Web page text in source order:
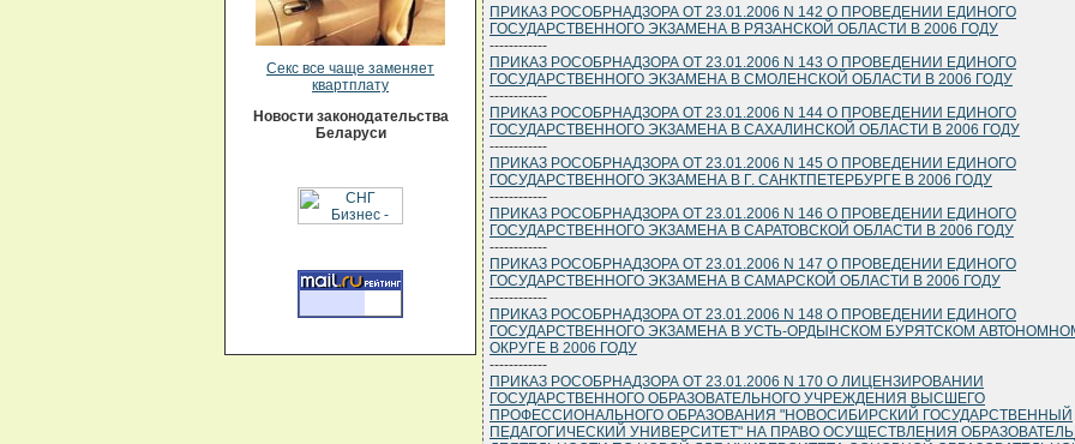
Секс все чаще заменяет
квартплату
Новости законодательства
Беларуси
ПРИКАЗ РОСОБРНАДЗОРА ОТ 23.01.2006 N 142 О ПРОВЕДЕНИИ ЕДИНОГО
ГОСУДАРСТВЕННОГО ЭКЗАМЕНА В РЯЗАНСКОЙ ОБЛАСТИ В 2006 ГОДУ
------------
ПРИКАЗ РОСОБРНАДЗОРА ОТ 23.01.2006 N 143 О ПРОВЕДЕНИИ ЕДИНОГО
ГОСУДАРСТВЕННОГО ЭКЗАМЕНА В СМОЛЕНСКОЙ ОБЛАСТИ В 2006 ГОДУ
------------
ПРИКАЗ РОСОБРНАДЗОРА ОТ 23.01.2006 N 144 О ПРОВЕДЕНИИ ЕДИНОГО
ГОСУДАРСТВЕННОГО ЭКЗАМЕНА В САХАЛИНСКОЙ ОБЛАСТИ В 2006 ГОДУ
------------
ПРИКАЗ РОСОБРНАДЗОРА ОТ 23.01.2006 N 145 О ПРОВЕДЕНИИ ЕДИНОГО
ГОСУДАРСТВЕННОГО ЭКЗАМЕНА В Г. САНКТПЕТЕРБУРГЕ В 2006 ГОДУ
------------
ПРИКАЗ РОСОБРНАДЗОРА ОТ 23.01.2006 N 146 О ПРОВЕДЕНИИ ЕДИНОГО
ГОСУДАРСТВЕННОГО ЭКЗАМЕНА В САРАТОВСКОЙ ОБЛАСТИ В 2006 ГОДУ
------------
ПРИКАЗ РОСОБРНАДЗОРА ОТ 23.01.2006 N 147 О ПРОВЕДЕНИИ ЕДИНОГО
ГОСУДАРСТВЕННОГО ЭКЗАМЕНА В САМАРСКОЙ ОБЛАСТИ В 2006 ГОДУ
------------
ПРИКАЗ РОСОБРНАДЗОРА ОТ 23.01.2006 N 148 О ПРОВЕДЕНИИ ЕДИНОГО
ГОСУДАРСТВЕННОГО ЭКЗАМЕНА В УСТЬ-ОРДЫНСКОМ БУРЯТСКОМ
ОКРУГЕ В 2006 ГОДУ
------------
ПРИКАЗ РОСОБРНАДЗОРА ОТ 23.01.2006 N 170 О ЛИЦЕНЗИРОВАНИИ
ГОСУДАРСТВЕННОГО ОБРАЗОВАТЕЛЬНОГО УЧРЕЖДЕНИЯ ВЫСШЕГО
ПРОФЕССИОНАЛЬНОГО ОБРАЗОВАНИЯ "НОВОСИБИРСКИЙ ГОСУДАРСТВЕННЫЙ
ПЕДАГОГИЧЕСКИЙ УНИВЕРСИТЕТ" НА ПРАВО ОСУЩЕСТВЛЕНИЯ